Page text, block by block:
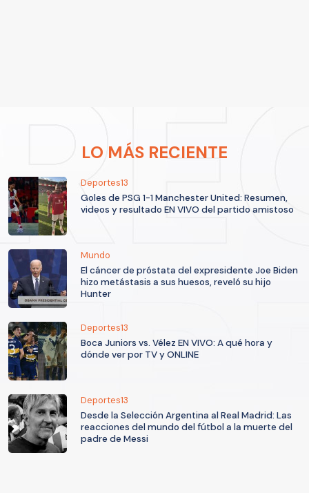
LO MÁS RECIENTE
Deportes13
Goles de PSG 1-1 Manchester United: Resumen,
videos y resultado EN VIVO del partido amistoso
Mundo
El cáncer de próstata del expresidente Joe Biden
hizo metástasis a sus huesos, reveló su hijo
Hunter
Deportes13
Boca Juniors vs. Vélez EN VIVO: A qué hora y
dónde ver por TV y ONLINE
Deportes13
Desde la Selección Argentina al Real Madrid: Las
reacciones del mundo del fútbol a la muerte del
padre de Messi